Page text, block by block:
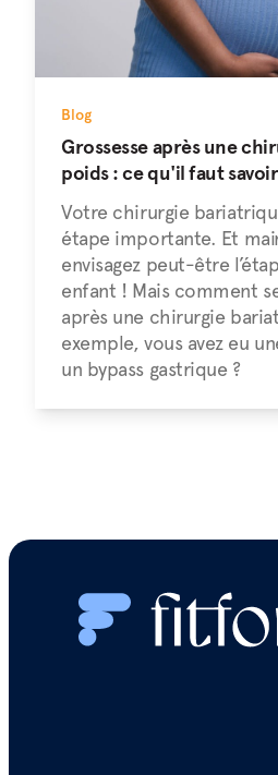
Blog
Grossesse après une
poids : ce qu'il faut savoir
Votre chirurgie
étape importante. Et
envisagez peut-être
enfant ! Mais comment
après une chirurgie
exemple, vous avez eu
un bypass gastrique ?